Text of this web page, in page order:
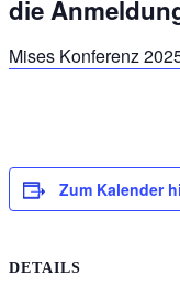
die
Mises Konferenz
Zum Kalender
DETAILS